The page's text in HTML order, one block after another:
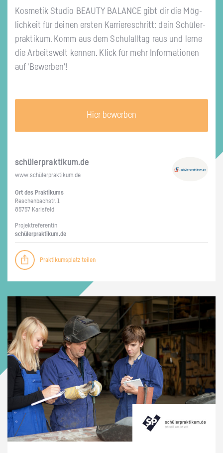
Kos­me­tik Stu­dio BE­AU­TY BA­LAN­CE gibt dir die Mög­
lich­keit für dei­nen ers­ten Kar­rie­re­schritt: dein Schü­ler­
prak­ti­kum. Komm aus dem Schul­all­tag raus und lerne
die Ar­beits­welt ken­nen. Klick für mehr In­for­ma­tio­nen
auf 'Be­wer­ben'!
Hier bewerben
schü­ler­prak­ti­kum.de
www.​schüler​prak​tiku​m.​de
Ort des Prak­ti­kums
Re­schen­bach­str. 1
85757 Karls­feld
Pro­jekt­re­fe­ren­tin
schü­ler­prak­ti­kum.de
Praktikumsplatz teilen